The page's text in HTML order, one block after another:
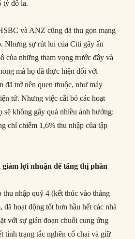
tỷ đô la.
và ANZ cũng đã thu gọn mạng
Nhưng sự rút lui của Citi gây ấn
của những tham vọng trước đây và
mà họ đã thực hiện đối với
đã trở nên quen thuộc, như máy
tử. Nhưng việc cắt bỏ các hoạt
sẽ không gây quá nhiều ảnh hưởng:
chỉ chiếm 1,6% thu nhập của tập
lợi nhuận để tăng thị phần
thu nhập quý 4 (kết thúc vào tháng
hoạt động tốt hơn hầu hết các nhà
với sự gián đoạn chuỗi cung ứng
tình trạng tắc nghẽn cổ chai và giữ